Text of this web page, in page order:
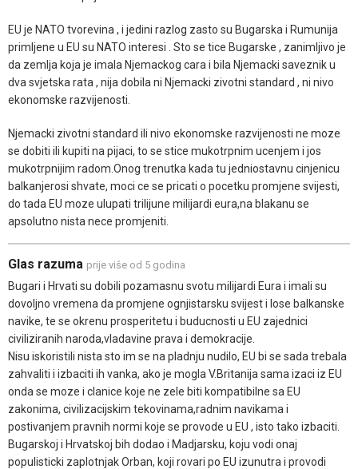
EU je NATO tvorevina , i jedini razlog zasto su Bugarska i Rumunija
primljene u EU su NATO interesi . Sto se tice Bugarske , zanimljivo je
da zemlja koja je imala Njemackog cara i bila Njemacki saveznik u
dva svjetska rata , nija dobila ni Njemacki zivotni standard , ni nivo
ekonomske razvijenosti.
Njemacki zivotni standard ili nivo ekonomske razvijenosti ne moze
se dobiti ili kupiti na pijaci, to se stice mukotrpnim ucenjem i jos
mukotrpnijim radom.Onog trenutka kada tu jedniostavnu cinjenicu
balkanjerosi shvate, moci ce se pricati o pocetku promjene svijesti,
do tada EU moze ulupati trilijune milijardi eura,na blakanu se
apsolutno nista nece promjeniti.
Glas razuma prije više od 5 godina
Bugari i Hrvati su dobili pozamasnu svotu milijardi Eura i imali su
dovoljno vremena da promjene ognjistarsku svijest i lose balkanske
navike, te se okrenu prosperitetu i buducnosti u EU zajednici
civiliziranih naroda,vladavine prava i demokracije.
Nisu iskoristili nista sto im se na pladnju nudilo, EU bi se sada trebala
zahvaliti i izbaciti ih vanka, ako je mogla V.Britanija sama izaci iz EU
onda se moze i clanice koje ne zele biti kompatibilne sa EU
zakonima, civilizacijskim tekovinama,radnim navikama i
postivanjem pravnih normi koje se provode u EU , isto tako izbaciti.
Bugarskoj i Hrvatskoj bih dodao i Madjarsku, koju vodi onaj
populisticki zaplotnjak Orban, koji rovari po EU izunutra i provodi